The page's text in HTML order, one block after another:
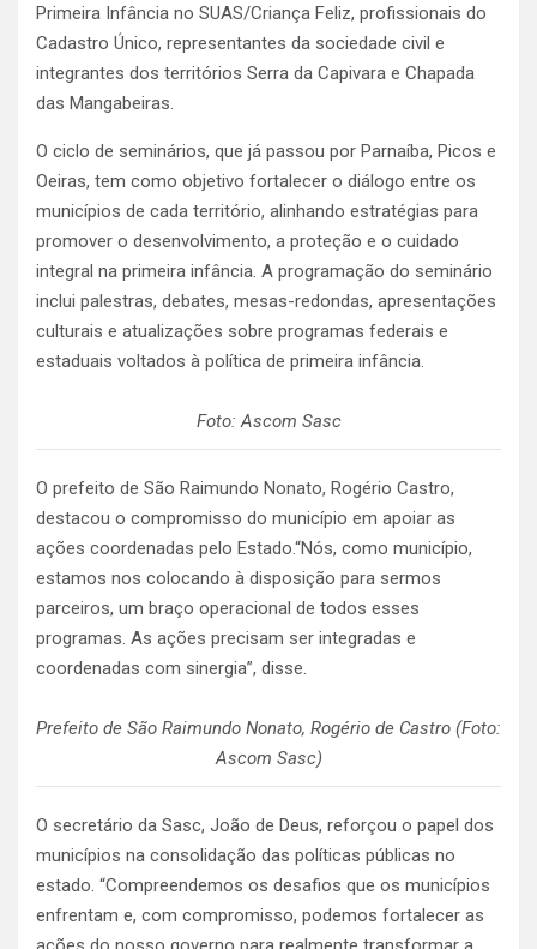
Primeira Infância no SUAS/Criança Feliz, profissionais do
Cadastro Único, representantes da sociedade civil e
integrantes dos territórios Serra da Capivara e Chapada
das Mangabeiras.
O ciclo de seminários, que já passou por Parnaíba, Picos e
Oeiras, tem como objetivo fortalecer o diálogo entre os
municípios de cada território, alinhando estratégias para
promover o desenvolvimento, a proteção e o cuidado
integral na primeira infância. A programação do seminário
inclui palestras, debates, mesas-redondas, apresentações
culturais e atualizações sobre programas federais e
estaduais voltados à política de primeira infância.
Foto: Ascom Sasc
O prefeito de São Raimundo Nonato, Rogério Castro,
destacou o compromisso do município em apoiar as
ações coordenadas pelo Estado.“Nós, como município,
estamos nos colocando à disposição para sermos
parceiros, um braço operacional de todos esses
programas. As ações precisam ser integradas e
coordenadas com sinergia”, disse.
Prefeito de São Raimundo Nonato, Rogério de Castro (Foto:
Ascom Sasc)
O secretário da Sasc, João de Deus, reforçou o papel dos
municípios na consolidação das políticas públicas no
estado. “Compreendemos os desafios que os municípios
enfrentam e, com compromisso, podemos fortalecer as